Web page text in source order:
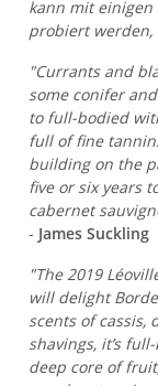
kann mit
probiert werden,
"Currants and
some conifer
to full-bodied
full of fine
building on the
five or six years
cabernet
- James Suckling
"The 2019
will delight
scents of cassis,
shavings, it’s
deep core of